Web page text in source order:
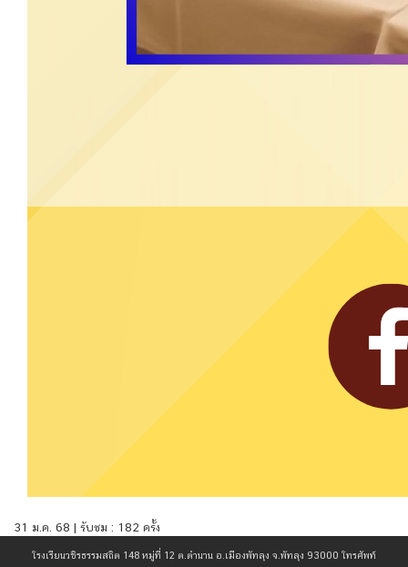
31 ม.ค. 68 | รับชม : 182 ครั้ง
โรงเรียนวชิรธรรมสถิต 148 หมู่ที่ 12 ต.ตำนาน อ.เมืองพัทลุง จ.พัทลุง 93000 โทรศัพท์